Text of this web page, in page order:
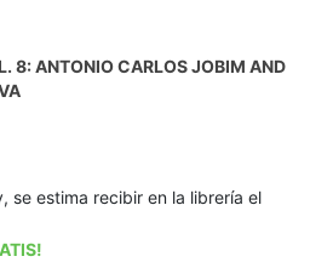
8: ANTONIO CARLOS JOBIM AND
se estima recibir en la librería el